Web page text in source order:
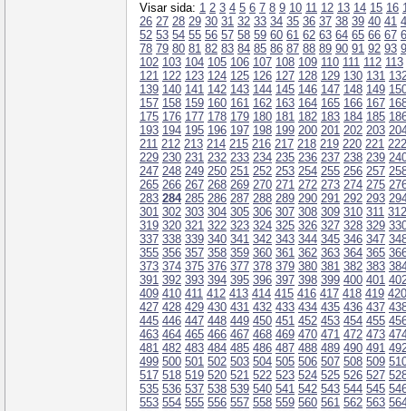
Visar sida: 1 2 3 4 5 6 7 8 9 10 11 12 13 14 15 16
26 27 28 29 30 31 32 33 34 35 36 37 38 39 40 41
52 53 54 55 56 57 58 59 60 61 62 63 64 65 66 67
78 79 80 81 82 83 84 85 86 87 88 89 90 91 92 93
102 103 104 105 106 107 108 109 110 111 112 113
121 122 123 124 125 126 127 128 129 130 131
139 140 141 142 143 144 145 146 147 148 149
157 158 159 160 161 162 163 164 165 166 167
175 176 177 178 179 180 181 182 183 184 185
193 194 195 196 197 198 199 200 201 202 203
211 212 213 214 215 216 217 218 219 220 221 222
229 230 231 232 233 234 235 236 237 238 239
247 248 249 250 251 252 253 254 255 256 257
265 266 267 268 269 270 271 272 273 274 275
283 284 285 286 287 288 289 290 291 292 293
301 302 303 304 305 306 307 308 309 310 311 312
319 320 321 322 323 324 325 326 327 328 329
337 338 339 340 341 342 343 344 345 346 347
355 356 357 358 359 360 361 362 363 364 365
373 374 375 376 377 378 379 380 381 382 383
391 392 393 394 395 396 397 398 399 400 401
409 410 411 412 413 414 415 416 417 418 419 420
427 428 429 430 431 432 433 434 435 436 437
445 446 447 448 449 450 451 452 453 454 455
463 464 465 466 467 468 469 470 471 472 473
481 482 483 484 485 486 487 488 489 490 491
499 500 501 502 503 504 505 506 507 508 509
517 518 519 520 521 522 523 524 525 526 527
535 536 537 538 539 540 541 542 543 544 545
553 554 555 556 557 558 559 560 561 562 563